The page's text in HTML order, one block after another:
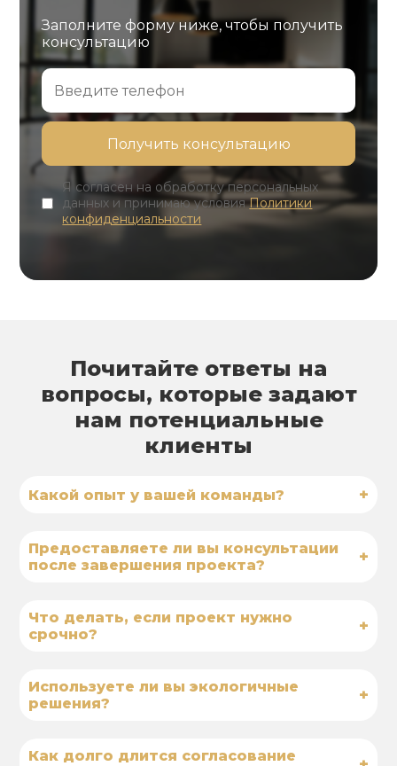
Заполните форму ниже, чтобы получить
консультацию
Я согласен на обработку персональных
данных и принимаю условияПолитики
конфиденциальности
Почитайте ответы на
вопросы, которые задают
нам потенциальные
клиенты
Какой опыт у вашей команды? +
Предоставляете ли вы консультации
после завершения проекта?
+
Что делать, если проект нужно
срочно?
+
Используете ли вы экологичные
решения?
+
Как долго длится согласование